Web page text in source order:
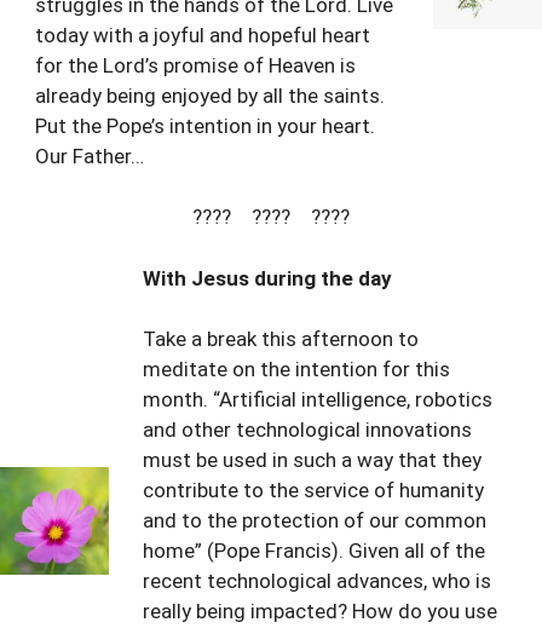
today with a joyful and hopeful heart
for the Lord’s promise of Heaven is
already being enjoyed by all the saints.
Put the Pope’s intention in your heart.
Our Father…
???? ???? ????
With Jesus during the day
Take a break this afternoon to
meditate on the intention for this
month. “Artificial intelligence, robotics
and other technological innovations
must be used in such a way that they
contribute to the service of humanity
and to the protection of our common
home” (Pope Francis). Given all of the
recent technological advances, who is
really being impacted? How do you use